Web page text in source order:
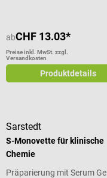
abCHF 13.03*
Preise inkl. MwSt. zzgl.
Versandkosten
Produktdetails
Sarstedt
S-Monovette für klinische
Chemie
Präparierung mit Serum Gel